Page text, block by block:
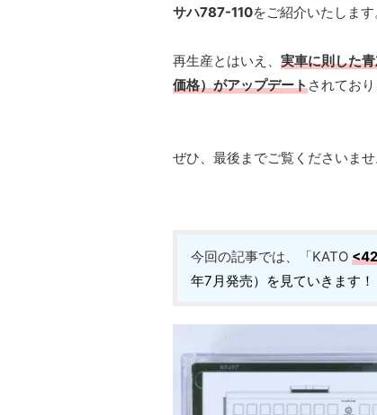
サハ787-110をご紹介いたします
再生産とはいえ、 実車に則した
価格）がアップデートされており
ぜひ、最後までご覧くださいませ
今回の記事では、「KATO
年7月発売）を見ていきます！